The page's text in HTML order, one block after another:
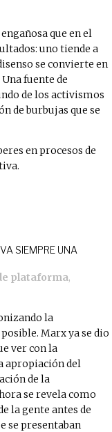
que en el
uno tiende a
se convierte en
fuente de
de los activismos
de burbujas que se
en procesos de
SIEMPRE UNA
plataforma,
la
Marx ya se dio
ver con la
apropiación del
de la
se revela como
la gente antes de
se presentaban